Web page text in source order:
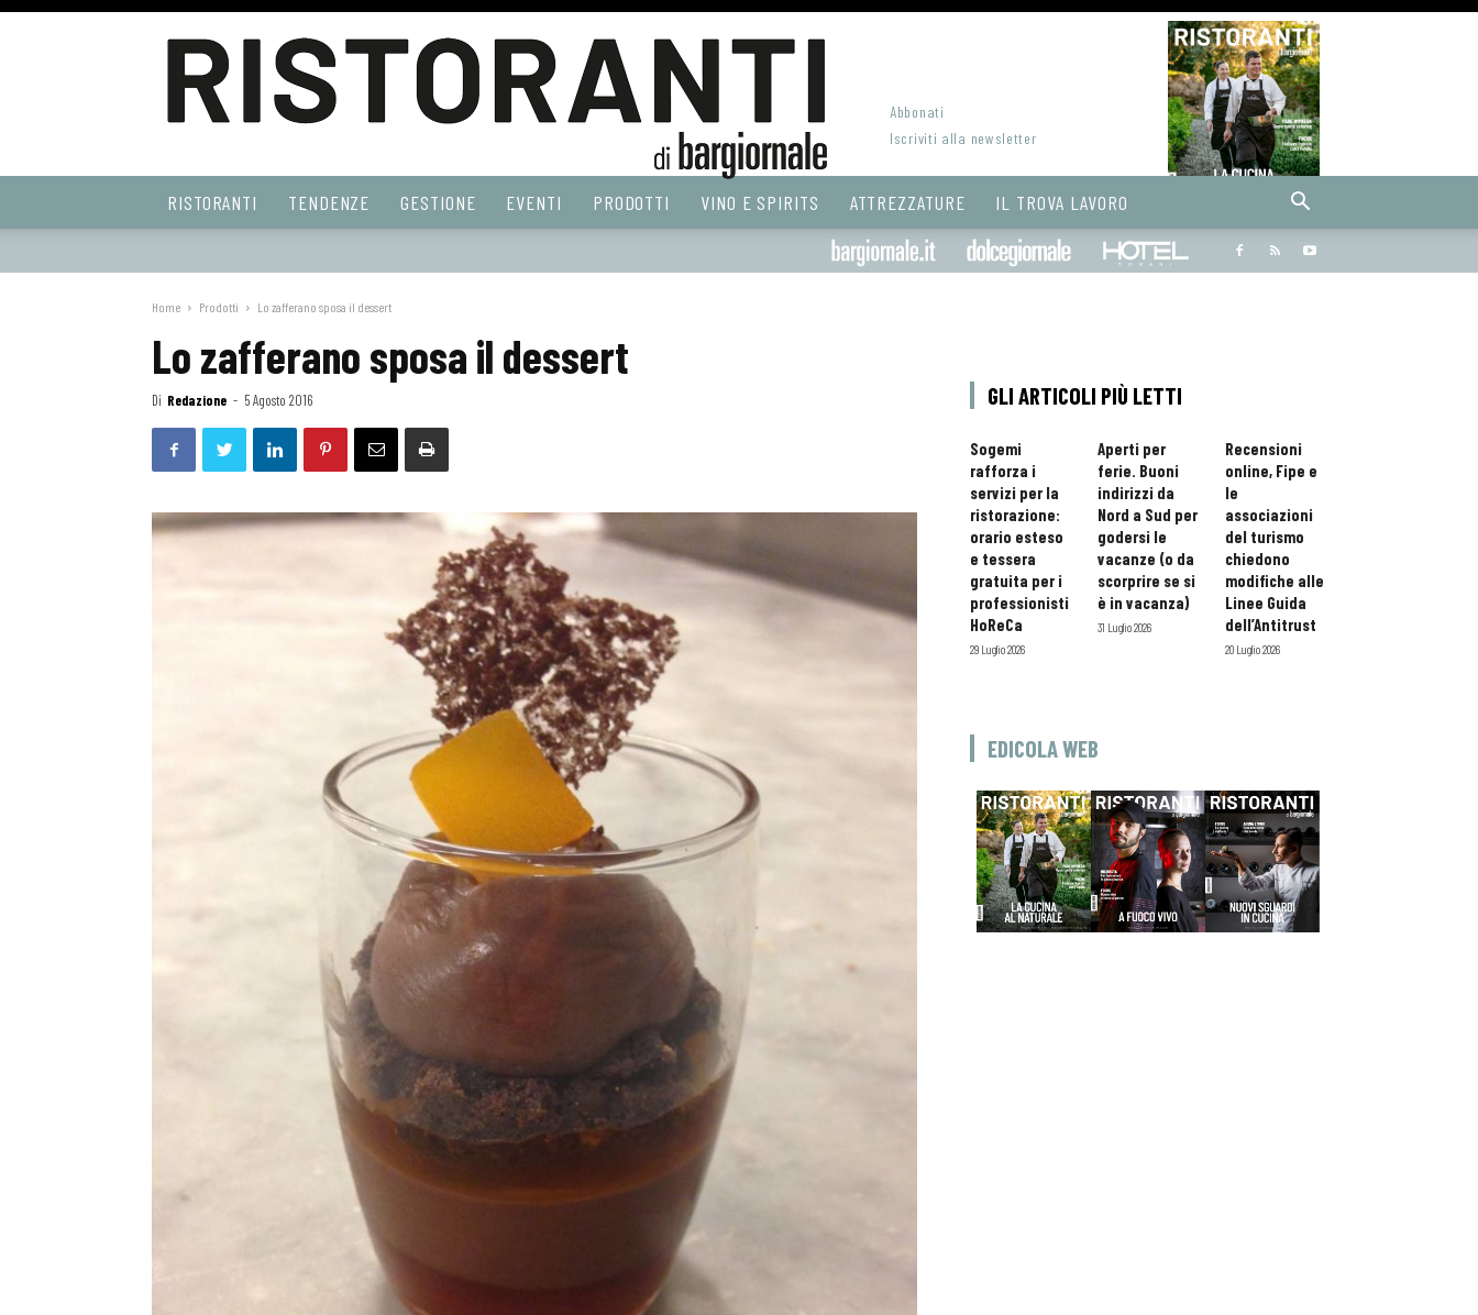
Web
Abbonati
Iscriviti alla newsletter
RISTORANTI TENDENZE GESTIONE EVENTI PRODOTTI VINO E SPIRITS ATTREZZATURE IL TROVA LAVORO
Bargiornale dolcegiornale
Home Prodotti Lo zafferano sposa il dessert
Lo zafferano sposa il dessert
Di Redazione - 5 Agosto 2016 GLI ARTICOLI PIÙ LETTI
Sogemi
rafforza i
servizi per la
ristorazione:
orario esteso
e tessera
gratuita per i
professionisti
HoReCa
29 Luglio 2026
Aperti per
ferie. Buoni
indirizzi da
Nord a Sud per
godersi le
vacanze (o da
scorprire se si
è in vacanza)
31 Luglio 2026
Recensioni
online, Fipe e
le
associazioni
del turismo
chiedono
modifiche alle
Linee Guida
dell’Antitrust
20 Luglio 2026
EDICOLA WEB